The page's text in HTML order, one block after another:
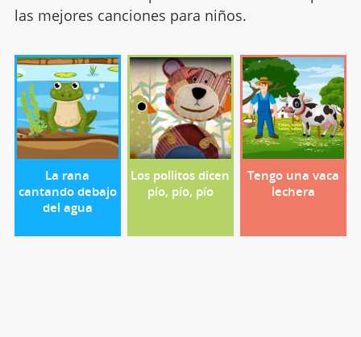
las mejores canciones para niños.
La rana
cantando debajo
del agua
Los pollitos dicen
pío, pío, pío
Tengo una vaca
lechera